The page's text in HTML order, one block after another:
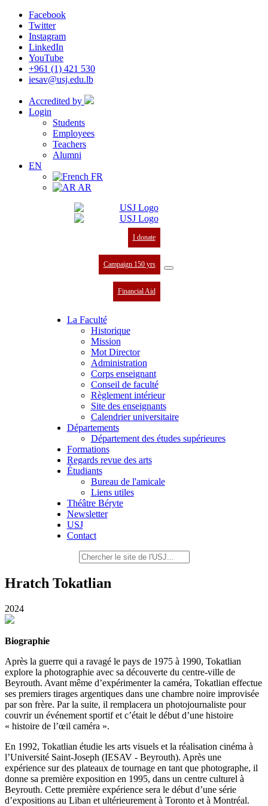
Facebook
Twitter
Instagram
LinkedIn
YouTube
+961 (1) 421 530
iesav@usj.edu.lb
Accredited by
Login
Students
Employees
Teachers
Alumni
EN
FR
AR
I donate
Campaign 150 yrs
Financial Aid
La Faculté
Historique
Mission
Mot Director
Administration
Corps enseignant
Conseil de faculté
Règlement intérieur
Site des enseignants
Calendrier universitaire
Départements
Département des études supérieures
Formations
Regards revue des arts
Étudiants
Bureau de l'amicale
Liens utiles
Théâtre Béryte
Newsletter
USJ
Contact
Hratch Tokatlian
2024
Biographie
Après la guerre qui a ravagé le pays de 1975 à 1990, Tokatlian
explore la photographie avec sa découverte du centre-ville de
Beyrouth. Avant même d’expérimenter la caméra, Tokatlian effectue
ses premiers tirages argentiques dans une chambre noire improvisée
par son frère. Par la suite, il remplacera un photojournaliste pour
couvrir un événement sportif et c’était le début d’une histoire
« histoire de l’œil caméra ».
En 1992, Tokatlian étudie les arts visuels et la réalisation cinéma à
l’Université Saint-Joseph (IESAV - Beyrouth). Après une
expérience sur des plateaux de tournage en tant que photographe, il
donne sa première exposition en 1995, dans un centre culturel à
Beyrouth. Cette première expérience sera le début d’une série
d’expositions au Liban et ultérieurement à Toronto et à Montréal.